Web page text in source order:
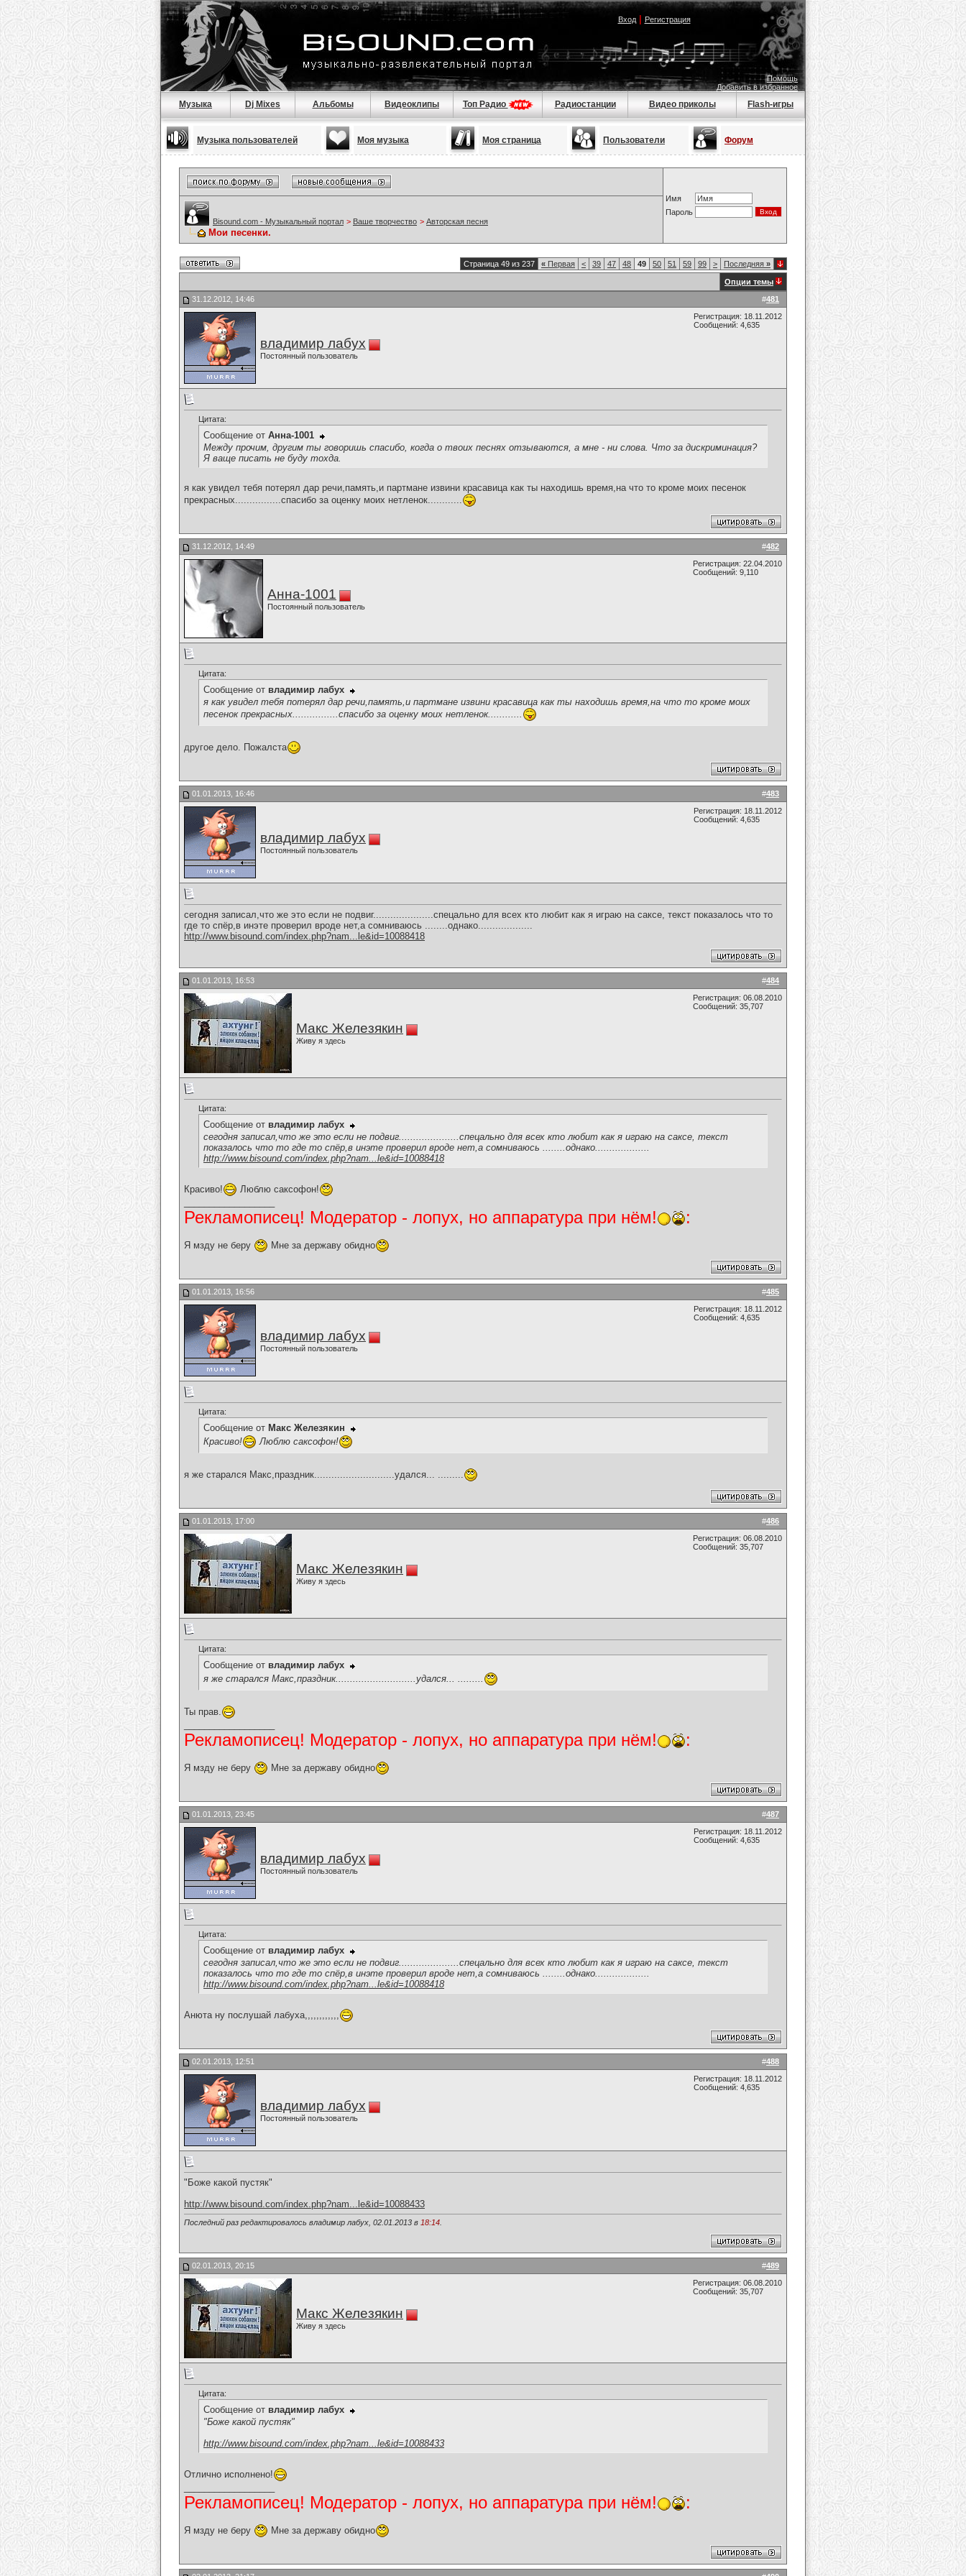
Вход| Регистрация
Помощь
Добавить в избранное
Музыка Dj Mixes Альбомы Видеоклипы Топ Радио Радиостанции Видео приколы Flash-игры
Музыка пользователей Моя музыка Моя страница Пользователи Форум
Имя
Пароль
Bisound.com - Музыкальный портал > Ваше творчество > Авторская песня
Мои песенки.
Страница 49 из 237 « Первая < 39 47 48 49 50 51 59 99 > Последняя »
Опции темы
#481
31.12.2012, 14:46
владимир лабух
Постоянный пользователь
Регистрация: 18.11.2012
Сообщений: 4,635
Цитата:
Сообщение от Анна-1001
Между прочим, другим ты говоришь спасибо, когда о твоих песнях отзываются, а мне - ни слова. Что за дискриминация?
Я ваще писать не буду тохда.
я как увидел тебя потерял дар речи,память,и партмане извини красавица как ты находишь время,на что то кроме моих песенок
прекрасных................спасибо за оценку моих нетленок............
#482
31.12.2012, 14:49
Анна-1001
Постоянный пользователь
Регистрация: 22.04.2010
Сообщений: 9,110
Цитата:
Сообщение от владимир лабух
я как увидел тебя потерял дар речи,память,и партмане извини красавица как ты находишь время,на что то кроме моих
песенок прекрасных................спасибо за оценку моих нетленок............
другое дело. Пожалста
#483
01.01.2013, 16:46
владимир лабух
Постоянный пользователь
Регистрация: 18.11.2012
Сообщений: 4,635
сегодня записал,что же это если не подвиг.....................спецально для всех кто любит как я играю на саксе, текст показалось что то
где то спёр,в инэте проверил вроде нет,а сомниваюсь ........однако...................
http://www.bisound.com/index.php?nam...le&id=10088418
#484
01.01.2013, 16:53
Макс Железякин
Живу я здесь
Регистрация: 06.08.2010
Сообщений: 35,707
Цитата:
Сообщение от владимир лабух
сегодня записал,что же это если не подвиг.....................спецально для всех кто любит как я играю на саксе, текст
показалось что то где то спёр,в инэте проверил вроде нет,а сомниваюсь ........однако...................
http://www.bisound.com/index.php?nam...le&id=10088418
Красиво!
Люблю саксофон!
Рекламописец! Модератор - лопух, но аппаратура при нём! :
Я мзду не беру Мне за державу обидно
#485
01.01.2013, 16:56
владимир лабух
Постоянный пользователь
Регистрация: 18.11.2012
Сообщений: 4,635
Цитата:
Сообщение от Макс Железякин
Красиво!
Люблю саксофон!
я же старался Макс,праздник............................удался... .........
#486
01.01.2013, 17:00
Макс Железякин
Живу я здесь
Регистрация: 06.08.2010
Сообщений: 35,707
Цитата:
Сообщение от владимир лабух
я же старался Макс,праздник............................удался... .........
Ты прав.
Рекламописец! Модератор - лопух, но аппаратура при нём! :
Я мзду не беру Мне за державу обидно
#487
01.01.2013, 23:45
владимир лабух
Постоянный пользователь
Регистрация: 18.11.2012
Сообщений: 4,635
Цитата:
Сообщение от владимир лабух
сегодня записал,что же это если не подвиг.....................спецально для всех кто любит как я играю на саксе, текст
показалось что то где то спёр,в инэте проверил вроде нет,а сомниваюсь ........однако...................
http://www.bisound.com/index.php?nam...le&id=10088418
Анюта ну послушай лабуха,,,,,,,,,,,,
#488
02.01.2013, 12:51
владимир лабух
Постоянный пользователь
Регистрация: 18.11.2012
Сообщений: 4,635
"Боже какой пустяк"
http://www.bisound.com/index.php?nam...le&id=10088433
Последний раз редактировалось владимир лабух, 02.01.2013 в 18:14
#489
02.01.2013, 20:15
Макс Железякин
Живу я здесь
Регистрация: 06.08.2010
Сообщений: 35,707
Цитата:
Сообщение от владимир лабух
"Боже какой пустяк"
http://www.bisound.com/index.php?nam...le&id=10088433
Отлично исполнено!
Рекламописец! Модератор - лопух, но аппаратура при нём! :
Я мзду не беру Мне за державу обидно